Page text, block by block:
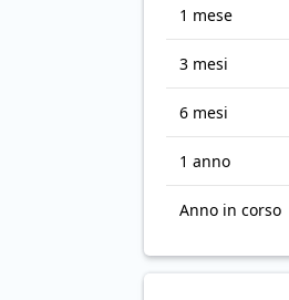
1 mese
3 mesi
6 mesi
1 anno
Anno in corso